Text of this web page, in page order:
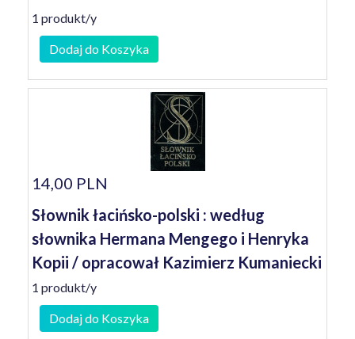
1 produkt/y
Dodaj do Koszyka
14,00 PLN
Słownik łacińsko-polski : według
słownika Hermana Mengego i Henryka
Kopii / opracował Kazimierz Kumaniecki
1 produkt/y
Dodaj do Koszyka